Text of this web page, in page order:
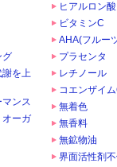
グ
謝を上
ンス
オーガ
ヒアルロン酸
ビタミンC
AHA(フルー
プラセンタ
レチノール
コエンザイ
無着色
無香料
無鉱物油
界面活性剤